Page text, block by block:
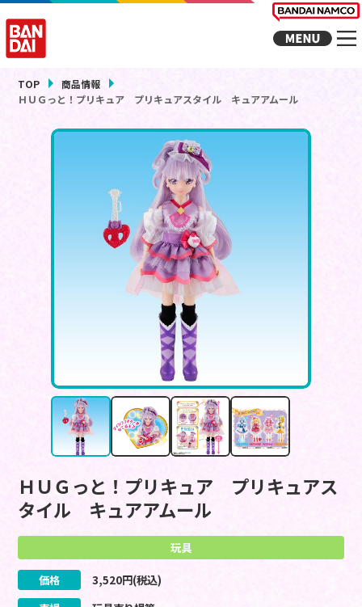
TOP
商品情報
ＨＵＧっと！プリキュア プリキュアスタイル キュアアムール
ＨＵＧっと！プリキュア プリキュアス
タイル キュアアムール
玩具
価格 3,520円(税込)